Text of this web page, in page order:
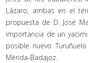
Lázaro, ambas en el
propuesta de D. José
importancia de un
posible nuevo
Mérida-Badajoz.